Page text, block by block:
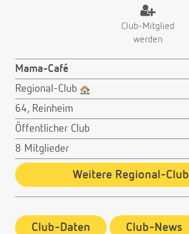
Club-Mitglied
werden
Mama-Café
Regional-Club
64, Reinheim
Öffentlicher Club
8 Mitglieder
Weitere Regional-
Club-Daten Club-News